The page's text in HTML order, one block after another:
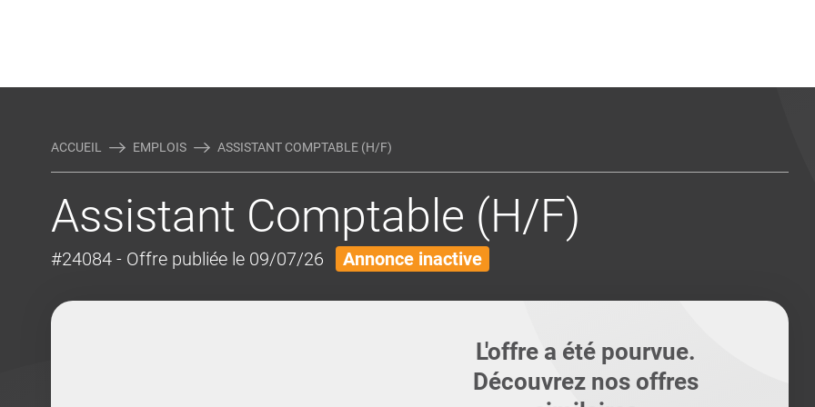
ACCUEIL EMPLOIS ASSISTANT COMPTABLE (H/F)
Assistant Comptable (H/F)
#24084 - Offre publiée le 09/07/26 Annonce inactive
L'offre a été pourvue.
Découvrez nos offres